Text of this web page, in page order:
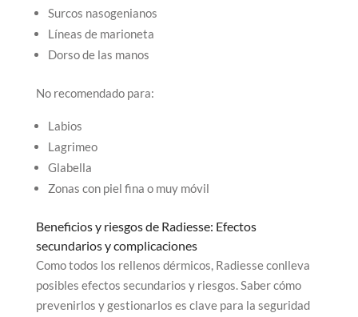
Surcos nasogenianos
Líneas de marioneta
Dorso de las manos
No recomendado para:
Labios
Lagrimeo
Glabella
Zonas con piel fina o muy móvil
Beneficios y riesgos de Radiesse: Efectos
secundarios y complicaciones
Como todos los rellenos dérmicos, Radiesse conlleva
posibles efectos secundarios y riesgos. Saber cómo
prevenirlos y gestionarlos es clave para la seguridad